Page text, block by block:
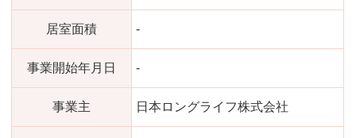
居室面積 -
事業開始年月日 -
事業主 日本ロングライフ株式会社